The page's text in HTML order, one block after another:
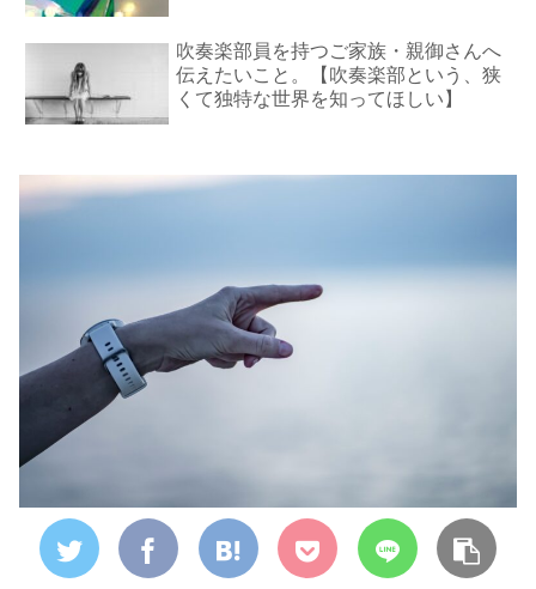
吹奏楽部員を持つご家族・親御さんへ
伝えたいこと。【吹奏楽部という、狭
くて独特な世界を知ってほしい】